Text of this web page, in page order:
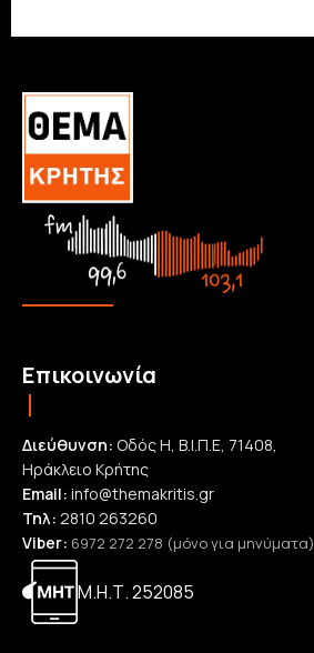
Επικοινωνία
Διεύθυνση: Οδός Η, Β.Ι.Π.Ε, 71408,
Ηράκλειο Κρήτης
Email: info@themakritis.gr
Τηλ: 2810 263260
Viber: 6972 272 278 (μόνο για μηνύματα)
Μ.Η.Τ. 252085